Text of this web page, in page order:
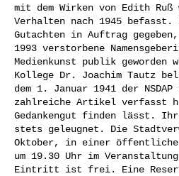
mit dem Wirken von Edith
Verhalten nach 1945
Gutachten in Auftrag
1993 verstorbene
Medienkunst publik
Kollege Dr. Joachim Tautz
dem 1. Januar 1941 der
zahlreiche Artikel verfasst
Gedankengut finden lässt.
stets geleugnet. Die
Oktober, in einer
um 19.30 Uhr im
Eintritt ist frei. Eine